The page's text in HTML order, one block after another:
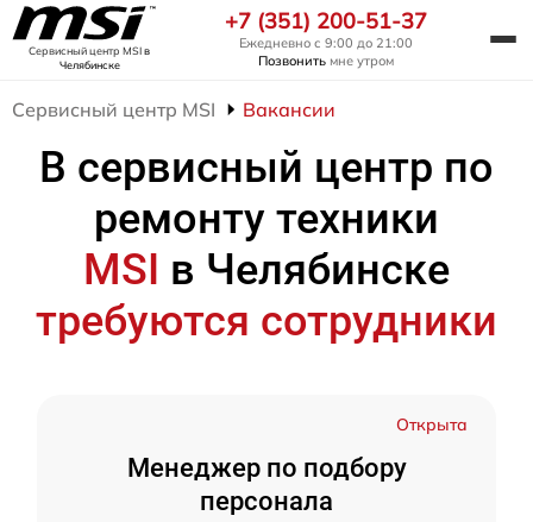
Сервисный центр MSIв
Челябинске
+7 (351) 200-51-37
Ежедневно с 9:00 до 21:00
Позвонить мне утром
Сервисный центр MSI Вакансии
В сервисный центр по
ремонту техники
MSI в Челябинске
требуются сотрудники
Открыта
Менеджер по подбору
персонала